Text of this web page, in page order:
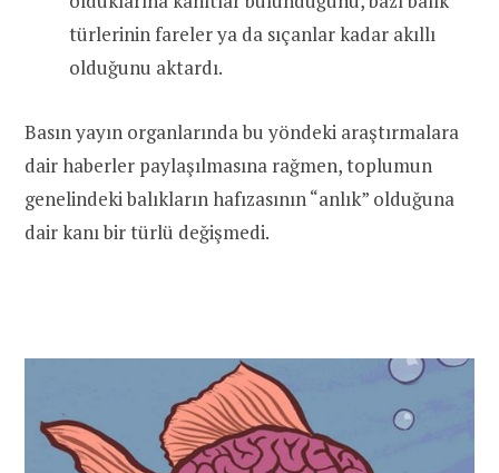
türlerinin fareler ya da sıçanlar kadar akıllı
olduğunu aktardı.
Basın yayın organlarında bu yöndeki araştırmalara
dair haberler paylaşılmasına rağmen, toplumun
genelindeki balıkların hafızasının “anlık” olduğuna
dair kanı bir türlü değişmedi.